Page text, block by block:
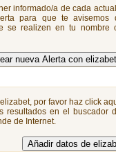
informado/a de cada
para que te avisemos
se realizen en tu
por favor haz click
resultados en el buscador
de Internet.